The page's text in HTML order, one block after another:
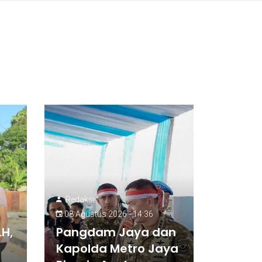
Redaksi
08 Agustus 2026 - 14:36
Pangdam Jaya dan
Kapolda Metro Jaya